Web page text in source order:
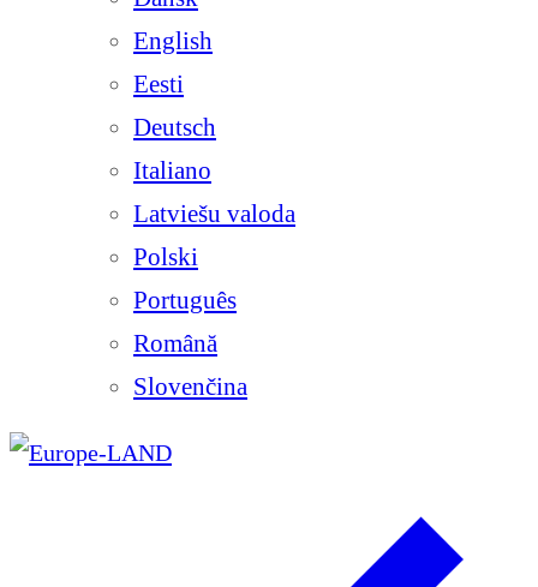
English
Eesti
Deutsch
Italiano
Latviešu valoda
Polski
Português
Română
Slovenčina